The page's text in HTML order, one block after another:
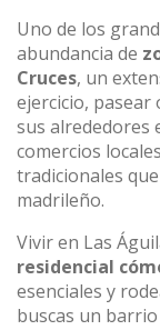
Uno de los
abundancia de
Cruces, un
ejercicio, pasear
sus alrededores
comercios
tradicionales
madrileño.
Vivir en Las
residencial
esenciales y
buscas un